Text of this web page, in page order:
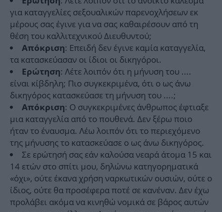
για καταγγελίες σεξουαλικών παρενοχλήσεων εκ
μέρους σας έγινε για να σας καθαιρέσουν από τη
θέση του καλλιτεχνικού Διευθυντού;
Απόκριση: Επειδή δεν έγινε καμία καταγγελία,
τα κατασκεύασαν οι ίδιοι οι δικηγόροι.
Ερώτηση: Λέτε λοιπόν ότι η μήνυση του ....
είναι κίβδηλη; Πιο συγκεκριμένα, ότι ο ως άνω
δικηγόρος κατασκεύασε τη μήνυση του ....;
Απόκριση: Ο συγκεκριμένες άνθρωπος έφτιαξε
μια καταγγελία από το πουθενά. Δεν ξέρω ποιο
ήταν το έναυσμα. Λέω λοιπόν ότι το περιεχόμενο
της μήνυσης το κατασκεύασε ο ως άνω δικηγόρος.
Σε ερώτησή σας εάν καλούσα νεαρά άτομα 15 και
14 ετών στο σπίτι μου, δηλώνω κατηγορηματικά
«όχι», ούτε έκανα χρήση ναρκωτικών ουσιών, ούτε ο
ίδιος, ούτε θα προσέφερα ποτέ σε κανέναν. Δεν έχω
προλάβει ακόμα να κινηθώ νομικά σε βάρος αυτών